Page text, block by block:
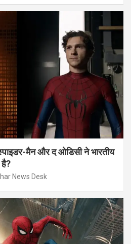
मैन और द ओडिसी ने भारतीय
है?
News Desk